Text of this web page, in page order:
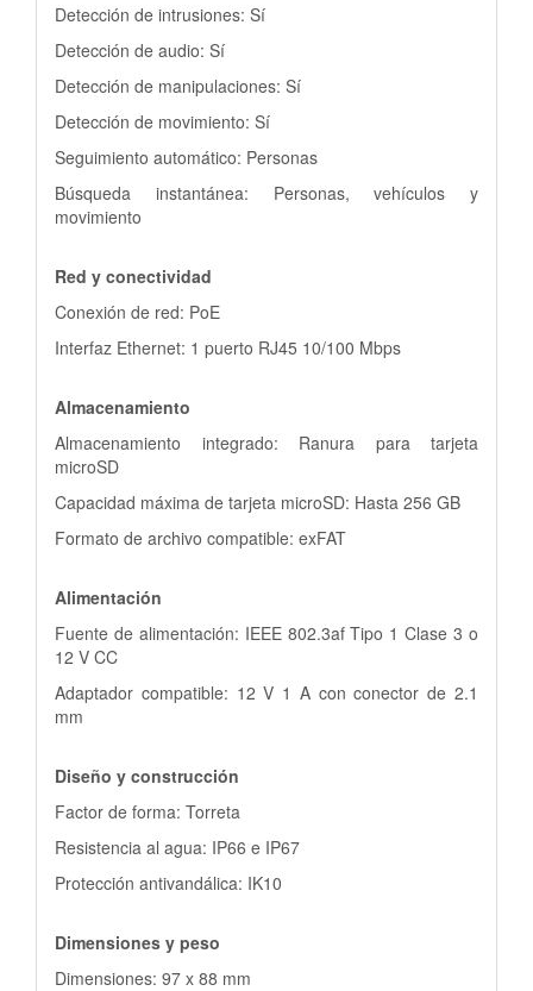
Detección de intrusiones: Sí
Detección de audio: Sí
Detección de manipulaciones: Sí
Detección de movimiento: Sí
Seguimiento automático: Personas
Búsqueda instantánea: Personas, vehículos y
movimiento
Red y conectividad
Conexión de red: PoE
Interfaz Ethernet: 1 puerto RJ45 10/100 Mbps
Almacenamiento
Almacenamiento integrado: Ranura para tarjeta
microSD
Capacidad máxima de tarjeta microSD: Hasta 256 GB
Formato de archivo compatible: exFAT
Alimentación
Fuente de alimentación: IEEE 802.3af Tipo 1 Clase 3 o
12 V CC
Adaptador compatible: 12 V 1 A con conector de 2.1
mm
Diseño y construcción
Factor de forma: Torreta
Resistencia al agua: IP66 e IP67
Protección antivandálica: IK10
Dimensiones y peso
Dimensiones: 97 x 88 mm